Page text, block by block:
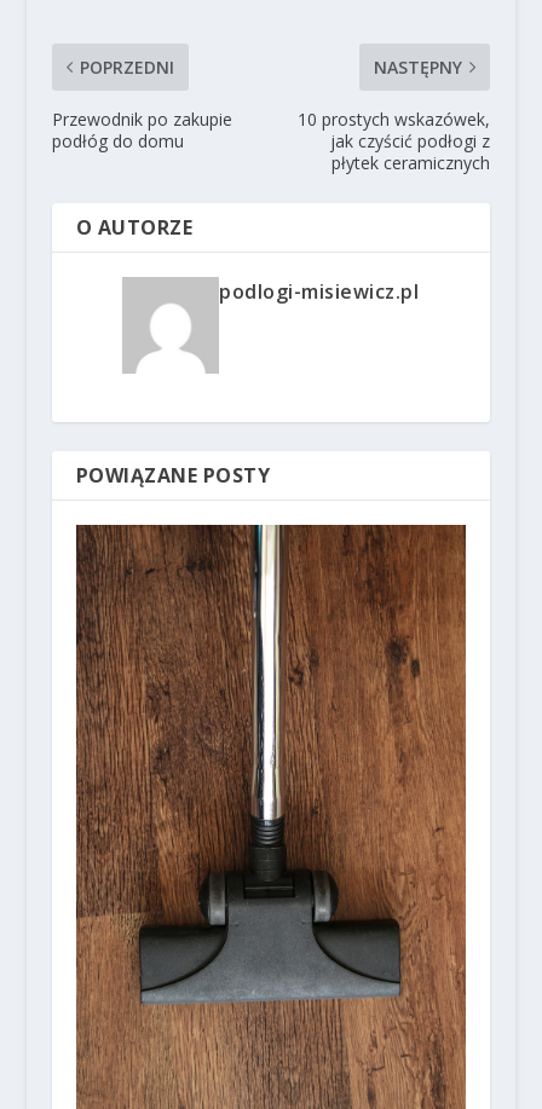
POPRZEDNI
Przewodnik po zakupie
podłóg do domu
NASTĘPNY
10 prostych wskazówek,
jak czyścić podłogi z
płytek ceramicznych
O AUTORZE
podlogi-misiewicz.pl
POWIĄZANE POSTY